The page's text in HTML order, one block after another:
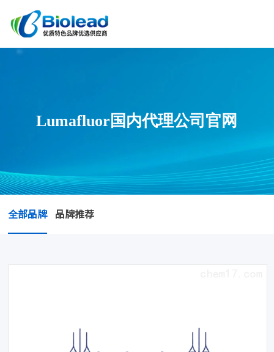
Lumafluor国内代理公司官网
全部品牌 品牌推荐